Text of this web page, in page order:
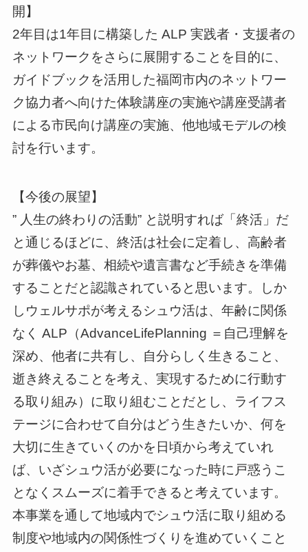
開】
2年目は1年目に構築した ALP 実践者・支援者の
ネットワークをさらに展開することを目的に、
ガイドブックを活用した福岡市内のネットワー
ク協力者へ向けた体験講座の実施や講座受講者
による市民向け講座の実施、他地域モデルの検
討を行います。
【今後の展望】
” 人生の終わりの活動” と説明すれば「終活」だ
と通じるほどに、終活は社会に定着し、高齢者
が葬儀やお墓、相続や遺言書など手続きを準備
することだと認識されていると思います。しか
しウェルサポが考えるシュウ活は、年齢に関係
なく ALP（AdvanceLifePlanning ＝自己理解を
深め、他者に共有し、自分らしく生きること、
逝き終えることを考え、実現するために行動す
る取り組み）に取り組むことだとし、ライフス
テージに合わせて自分はどう生きたいか、何を
大切に生きていくのかを日頃から考えていれ
ば、いざシュウ活が必要になった時に戸惑うこ
となくスムーズに着手できると考えています。
本事業を通して地域内でシュウ活に取り組める
制度や地域内の関係性づくりを進めていくこと